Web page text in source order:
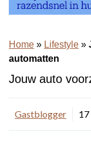
Home » Lifestyle »
automatten
Jouw auto
Gastblogger